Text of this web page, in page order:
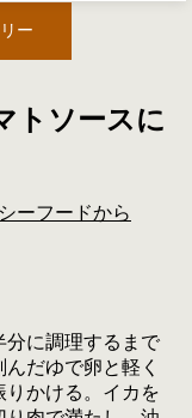
ー
トソースに
シーフードから
分に調理するまで
だゆで卵と軽く
かける。イカを